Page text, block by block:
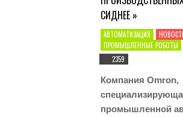
НА ВЫСТАВКЕ ФОРУМА БУДУЩИХ
МОБИЛЬНЫХ РОБОТОВ В МИРЕ ВЫРАСТУТ В 5 РАЗ
СИДНЕЕ »
АВТОМАТИЗАЦИЯ
ПРОМЫШЛЕННЫЕ РОБОТЫ
2359
Компания Omron,
промышленной